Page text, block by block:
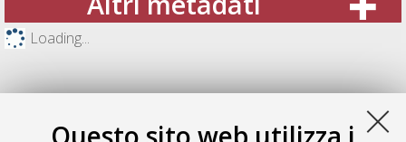
Loading...